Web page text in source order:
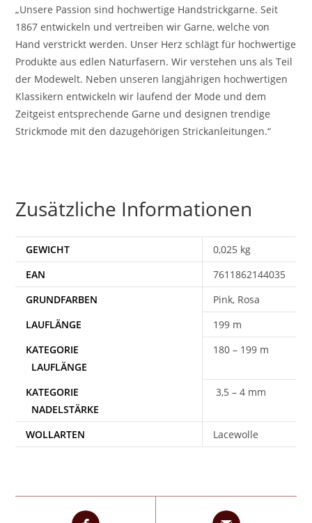
„Unsere Passion sind hochwertige Handstrickgarne. Seit
1867 entwickeln und vertreiben wir Garne, welche von
Hand verstrickt werden. Unser Herz schlägt für hochwertige
Produkte aus edlen Naturfasern. Wir verstehen uns als Teil
der Modewelt. Neben unseren langjährigen hochwertigen
Klassikern entwickeln wir laufend der Mode und dem
Zeitgeist entsprechende Garne und designen trendige
Strickmode mit den dazugehörigen Strickanleitungen.“
Zusätzliche Informationen
GEWICHT
0,025 kg
EAN
7611862144035
Pink, Rosa
199 m
180 – 199 m
3,5 – 4 mm
WOLLARTEN Lacewolle